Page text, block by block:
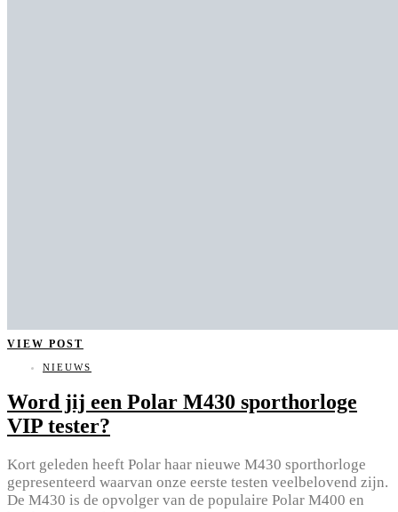
VIEW POST
NIEUWS
Word jij een Polar M430 sporthorloge
VIP tester?
Kort geleden heeft Polar haar nieuwe M430 sporthorloge
gepresenteerd waarvan onze eerste testen veelbelovend zijn.
De M430 is de opvolger van de populaire Polar M400 en